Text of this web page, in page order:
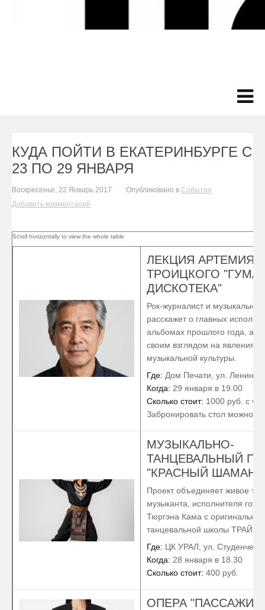
КУДА ПОЙТИ В ЕКАТЕРИНБУРГЕ С
23 ПО 29 ЯНВАРЯ
Воскресенье, 22 Январь 2017 Опубликовано в События
Добавить комментарий
ЛЕКЦИЯ АРТЕМИЯ
ТРОИЦКОГО
ДИСКОТЕКА"
Рок-журналист и музыкальный
расскажет о главных
альбомах прошлого года, а
своим взглядом на явления
музыкальной культуры.
Где: Дом Печати, ул. Ленина,
Когда: 29 января в 19.00
Сколько стоит: 1000 руб. с
Забронировать стол можно
МУЗЫКАЛЬНО-
ТАНЦЕВАЛЬНЫЙ
"КРАСНЫЙ ШАМАН"
Проект объединяет живое
музыканта, исполнителя
Тюргэна Кама с
танцевальной школы
Где: ЦК УРАЛ, ул.
Когда: 28 января в 18.30
Сколько стоит: 400 руб.
ОПЕРА